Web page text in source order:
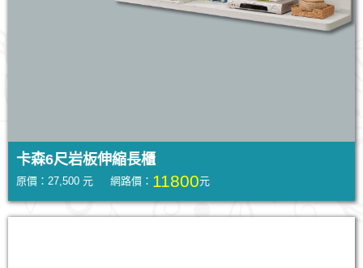
卡森6尺岩板伸縮長櫃
原價：27,500 元 網路價： 11800元